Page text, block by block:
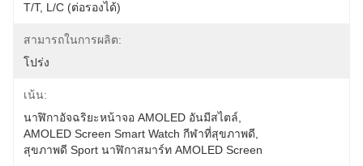
T/T, L/C (ต่อรองได้)
สามารถในการผลิต:
โปร่ง
เน้น:
นาฬิกาอัจฉริยะหน้าจอ AMOLED อันมีสไตล์
AMOLED Screen Smart Watch กีฬาที่สุขภาพดี
สุขภาพดี Sport นาฬิกาสมาร์ท AMOLED Screen